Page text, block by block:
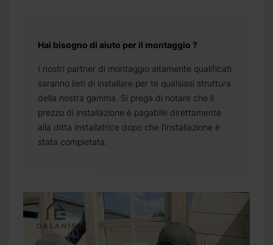
Hai bisogno di aiuto per il montaggio ?
I nostri partner di montaggio altamente qualificati
saranno lieti di installare per te qualsiasi struttura
della nostra gamma. Si prega di notare che il
prezzo di installazione è pagabile direttamente
alla ditta installatrice dopo che l’installazione è
stata completata.